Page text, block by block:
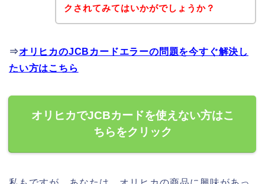
クされてみてはいかがでしょうか？
⇒オリヒカのJCBカードエラーの問題を今すぐ解決し
たい方はこちら
オリヒカでJCBカードを使えない方はこ
ちらをクリック